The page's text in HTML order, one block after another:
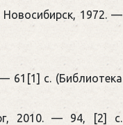
1972. —
61[1] с. (Библиотека
2010. — 94, [2] с.